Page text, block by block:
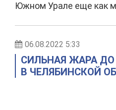
Южном Урале еще как
06.08.2022 5:33
СИЛЬНАЯ ЖАРА
В ЧЕЛЯБИНСКОЙ